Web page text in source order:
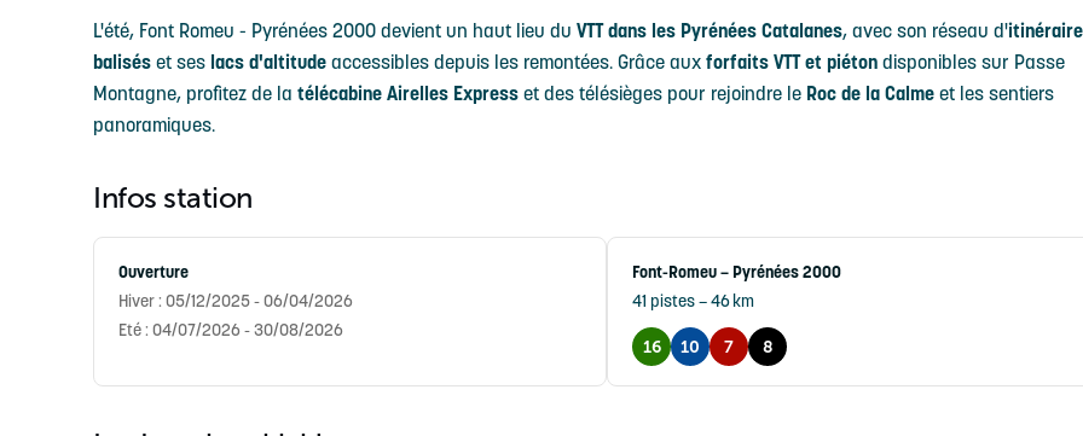
L'été, Font Romeu - Pyrénées 2000 devient un haut lieu du VTT dans les Pyrénées Catalanes, avec son réseau d'
balisés et ses lacs d'altitude accessibles depuis les remontées. Grâce aux forfaits VTT et piéton disponibles sur Passe
Montagne, profitez de la télécabine Airelles Express et des télésièges pour rejoindre le Roc de la Calme et les sentiers
panoramiques.
Infos station
Ouverture
Hiver : 05/12/2025 - 06/04/2026
Eté : 04/07/2026 - 30/08/2026
Font-Romeu – Pyrénées 2000
41 pistes – 46 km
16 10 7 8